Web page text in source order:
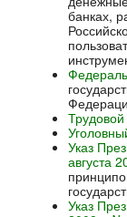
банках,
Указ
августа
Указ